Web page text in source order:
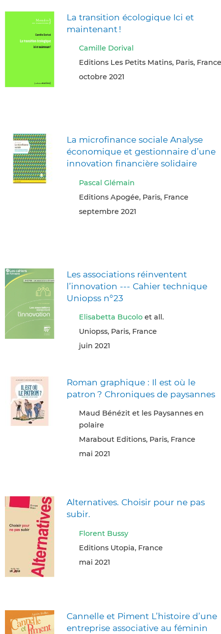
La transition écologique Ici et
maintenant !
Camille Dorival
Editions Les Petits Matins, Paris, France
octobre 2021
La microfinance sociale Analyse
économique et gestionnaire d’une
innovation financière solidaire
Pascal Glémain
Editions Apogée, Paris, France
septembre 2021
Les associations réinventent
l’innovation --- Cahier technique
Uniopss n°23
Elisabetta Bucolo et all.
Uniopss, Paris, France
juin 2021
Roman graphique : Il est où le
patron ? Chroniques de paysannes
Maud Bénézit et les Paysannes en
polaire
Marabout Editions, Paris, France
mai 2021
Alternatives. Choisir pour ne pas
subir.
Florent Bussy
Editions Utopia, France
mai 2021
Cannelle et Piment L’histoire d’une
entreprise associative au féminin